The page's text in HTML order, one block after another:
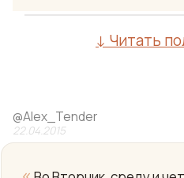
↓ Читать
@Alex_Tender
22.04.2015